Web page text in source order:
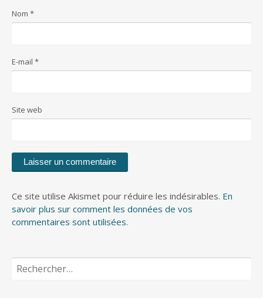
Nom *
E-mail *
Site web
Ce site utilise Akismet pour réduire les indésirables. En
savoir plus sur comment les données de vos
commentaires sont utilisées.
Rechercher :